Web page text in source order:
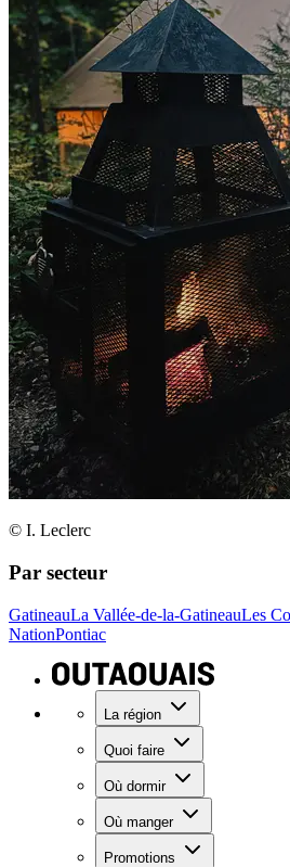
© I. Leclerc
Par secteur
GatineauLa Vallée-de-la-GatineauLes
NationPontiac
La région
Quoi faire
Où dormir
Où manger
Promotions